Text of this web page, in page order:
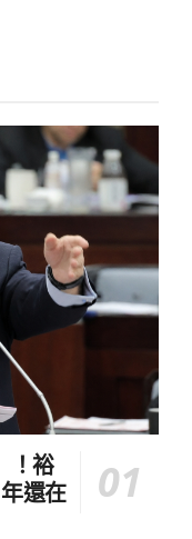
！裕
還在